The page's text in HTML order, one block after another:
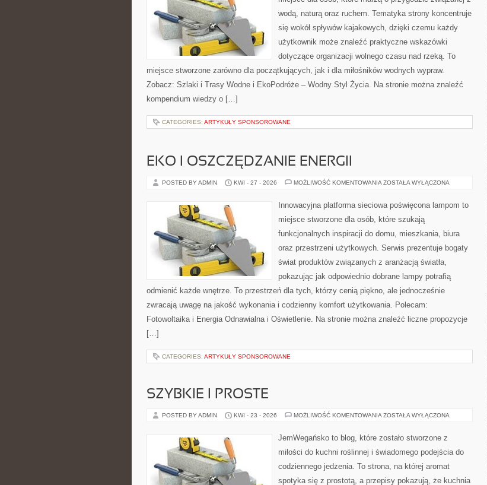
wodą, naturą oraz ruchem. Tematyka strony koncentruje
się wokół spływów kajakowych, dzięki czemu każdy
użytkownik może znaleźć praktyczne wskazówki
dotyczące organizacji wolnego czasu nad rzeką. To
miejsce stworzone zarówno dla początkujących, jak i dla miłośników wodnych wypraw.
Zobacz: Szlaki i Trasy Wodne i EkoPodróże – Wodny Styl Życia. Na stronie można znaleźć
kompendium wiedzy o […]
CATEGORIES: ARTYKUŁY SPONSOROWANE
EKO I OSZCZĘDZANIE ENERGII
POSTED BY ADMIN KWI - 27 - 2026 MOŻLIWOŚĆ KOMENTOWANIA EKO
ENERGII
ZOSTAŁA WYŁĄCZONA
Innowacyjna platforma sieciowa poświęcona lampom to
miejsce stworzone dla osób, które szukają
funkcjonalnych inspiracji do domu, mieszkania, biura
oraz przestrzeni użytkowych. Serwis prezentuje bogaty
świat produktów związanych z aranżacją światła,
pokazując jak odpowiednio dobrane lampy potrafią
odmienić każde wnętrze. To przestrzeń dla tych, którzy cenią piękno, ale jednocześnie
zwracają uwagę na jakość wykonania i codzienny komfort użytkowania. Polecam:
Fotowoltaika i Energia Odnawialna i Oświetlenie. Na stronie można znaleźć liczne propozycje
[…]
CATEGORIES: ARTYKUŁY SPONSOROWANE
SZYBKIE I PROSTE
POSTED BY ADMIN KWI - 23 - 2026 MOŻLIWOŚĆ KOMENTOWANIA SZYBKIE
ZOSTAŁA WYŁĄCZONA
JemWegańsko to blog, które zostało stworzone z
miłości do kuchni roślinnej i świadomego podejścia do
codziennego jedzenia. To strona, na której aromat
spotyka się z prostotą, a przepisy pokazują, że kuchnia